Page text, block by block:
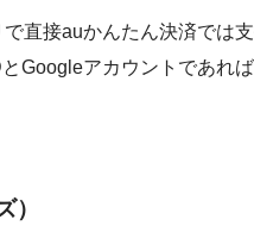
直接auかんたん決済では
Googleアカウントであれ
）